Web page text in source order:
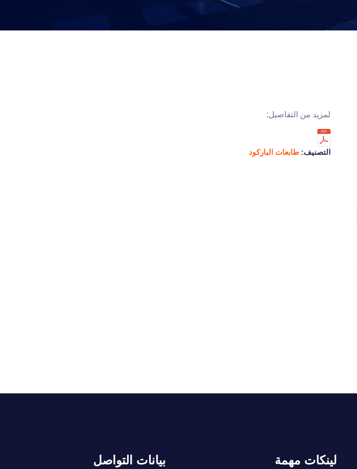
لمزيد من التفاصيل:
التصنيف:طابعات الباركود
لينكات مهمة بيانات التواصل